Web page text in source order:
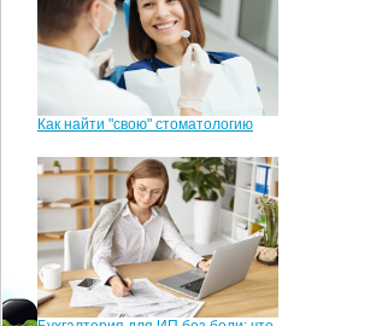
Как найти "свою" стоматологию